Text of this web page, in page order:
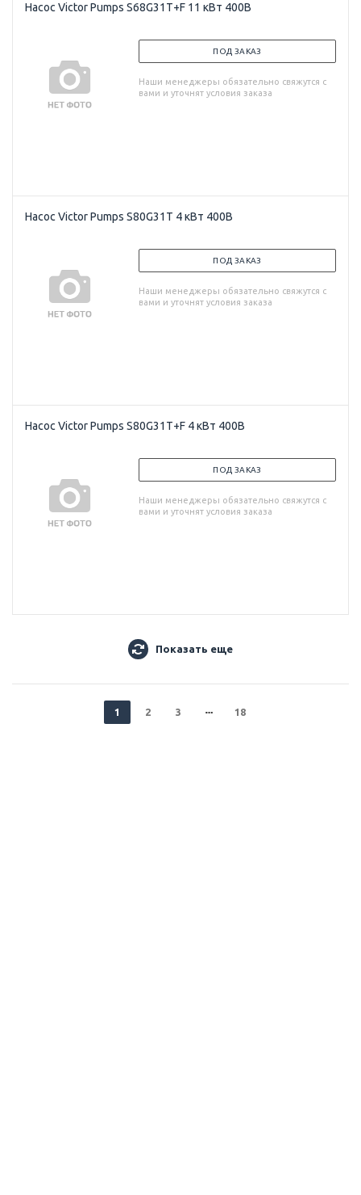
Насос Victor Pumps S68G31T+F 11 кВт 400В
ПОД ЗАКАЗ
Наши менеджеры обязательно свяжутся с
вами и уточнят условия заказа
Насос Victor Pumps S80G31T 4 кВт 400В
ПОД ЗАКАЗ
Наши менеджеры обязательно свяжутся с
вами и уточнят условия заказа
Насос Victor Pumps S80G31T+F 4 кВт 400В
ПОД ЗАКАЗ
Наши менеджеры обязательно свяжутся с
вами и уточнят условия заказа
Показать еще
1 2 3 18